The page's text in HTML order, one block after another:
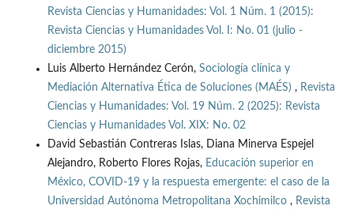
Revista Ciencias y Humanidades: Vol. 1 Núm. 1 (2015):
Revista Ciencias y Humanidades Vol. I: No. 01 (julio -
diciembre 2015)
Luis Alberto Hernández Cerón, Sociología clínica y
Mediación Alternativa Ética de Soluciones (MAÉS) , Revista
Ciencias y Humanidades: Vol. 19 Núm. 2 (2025): Revista
Ciencias y Humanidades Vol. XIX: No. 02
David Sebastián Contreras Islas, Diana Minerva Espejel
Alejandro, Roberto Flores Rojas, Educación superior en
México, COVID-19 y la respuesta emergente: el caso de la
Universidad Autónoma Metropolitana Xochimilco , Revista